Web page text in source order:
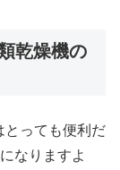
乾燥機の
とっても便利だ
なりますよ